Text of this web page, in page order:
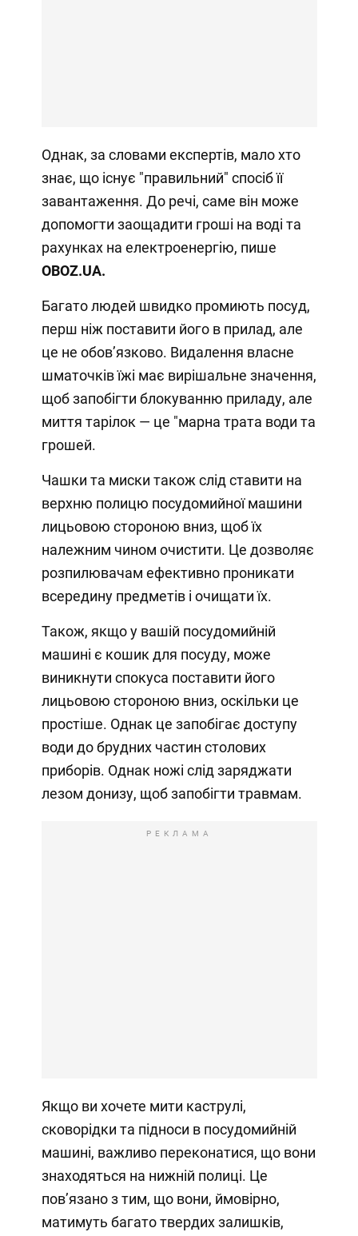
Однак, за словами експертів, мало хто
знає, що існує "правильний" спосіб її
завантаження. До речі, саме він може
допомогти заощадити гроші на воді та
рахунках на електроенергію, пише
OBOZ.UA.
Багато людей швидко промиють посуд,
перш ніж поставити його в прилад, але
це не обов’язково. Видалення власне
шматочків їжі має вирішальне значення,
щоб запобігти блокуванню приладу, але
миття тарілок — це "марна трата води та
грошей.
Чашки та миски також слід ставити на
верхню полицю посудомийної машини
лицьовою стороною вниз, щоб їх
належним чином очистити. Це дозволяє
розпилювачам ефективно проникати
всередину предметів і очищати їх.
Також, якщо у вашій посудомийній
машині є кошик для посуду, може
виникнути спокуса поставити його
лицьовою стороною вниз, оскільки це
простіше. Однак це запобігає доступу
води до брудних частин столових
приборів. Однак ножі слід заряджати
лезом донизу, щоб запобігти травмам.
РЕКЛАМА
Якщо ви хочете мити каструлі,
сковорідки та підноси в посудомийній
машині, важливо переконатися, що вони
знаходяться на нижній полиці. Це
пов’язано з тим, що вони, ймовірно,
матимуть багато твердих залишків,